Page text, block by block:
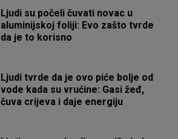
Ljudi su počeli čuvati novac u
aluminijskoj foliji: Evo zašto tvrde
da je to korisno
Ljudi tvrde da je ovo piće bolje od
vode kada su vrućine: Gasi žeđ,
čuva crijeva i daje energiju